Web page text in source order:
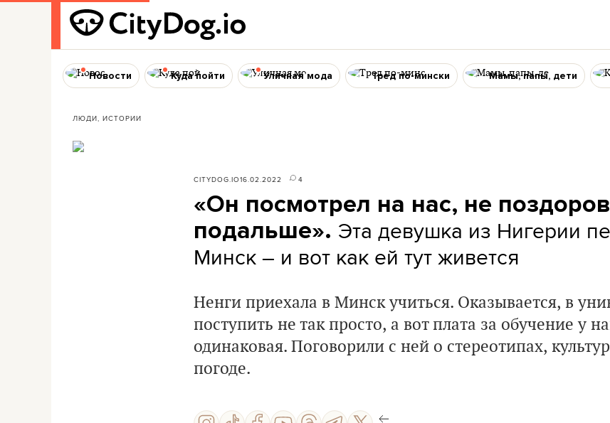
Новости Куда пойти Уличная мода Тред по-мински Мамы, папы, дети
ЛЮДИ, ИСТОРИИ
CITYDOG.IO16.02.2022 4
«Он посмотрел на нас, не
подальше». Эта девушка из Нигерии
Минск – и вот как ей тут живется
Ненги приехала в Минск учиться. Оказывается, в
поступить не так просто, а вот плата за обучение у
одинаковая. Поговорили с ней о стереотипах,
погоде.